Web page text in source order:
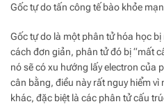
Gốc tự do tấn công tế bào khỏe
Gốc tự do là một phân tử hóa học
cách đơn giản, phân tử đó bị “mất
nó sẽ có xu hướng lấy electron của
cân bằng, điều này rất nguy hiểm
khác, đặc biệt là các phân tử cấu